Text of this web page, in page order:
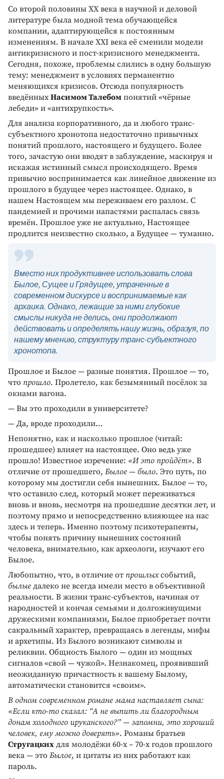
Со второй половины ХХ века в научной и деловой
литературе была модной тема обучающейся
компании, адаптирующейся к постоянным
изменениям. В начале ХХI века её сменили модели
антикризисного и пост-кризисного менеджмента.
Сегодня, похоже, проблемы слились в одну большую
тему: менеджмент в условиях перманентно
меняющихся кризисов. Отсюда популярность
введённыхНасимом Талебом понятий «чёрные
лебеди» и «антихрупкость».
Для анализа корпоративного, да и любого транс-
субъектного хронотопа недостаточно привычных
понятий прошлого, настоящего и будущего. Более
того, зачастую они вводят в заблуждение, маскируя и
искажая истинный смысл происходящего. Время
привычно воспринимается как линейное движение из
прошлого в будущее через настоящее. Однако, в
нашем Настоящем мы переживаем его разлом. С
пандемией и прочими напастями распалась связь
времён. Прошлое уже не актуально, Настоящее
продлится неизвестно сколько, а Будущее — туманно.
Вместо них продуктивнее использовать слова
Былое, Сущее и Грядущее, утраченные в
современном дискурсе и воспринимаемые как
архаика. Однако, лежащие за ними глубокие
смыслы никуда не делись, они продолжают
действовать и определять нашу жизнь, образуя, по
нашему мнению, структуру транс-субъектного
хронотопа.
Прошлое и Былое — разные понятия. Прошлое — то,
что прошло. Пролетело, как безымянный посёлок за
окнами вагона.
— Вы это проходили в университете?
— Да, вроде проходили…
Непонятно, как и насколько прошлое (читай:
прошедшее) влияет на настоящее. Оно ведь уже
прошло! Известное изречение: «И это пройдёт». В
отличие от прошедшего, Былое — было. Это путь, по
которому мы достигли себя нынешних. Былое — то,
что оставило след, который может переживаться
вновь и вновь, несмотря на прошедшие десятки лет, и
поэтому прямо и непосредственно влияющее на нас
здесь и теперь. Именно поэтому психотерапевты,
чтобы понять причину нынешних состояний
человека, внимательно, как археологи, изучают его
Былое.
Любопытно, что, в отличие от прошлыхсобытий,
былые далеко не всегда имели место в объективной
реальности. В жизни транс-субъектов, начиная от
народностей и кончая семьями и долгоживущими
дружескими компаниями, Былое приобретает почти
сакральный характер, превращаясь в легенды, мифы
и архетипы. Из Былого возникают символы и
реликвии. Общность Былого — один из мощных
сигналов «свой — чужой». Незнакомец, проявивший
неожиданную причастность к вашему Былому,
автоматически становится «своим».
В одном современном романе мама наставляет сына:
«Если кто-то сказал: “А не выпить ли благородным
донам холодного ируканского?” — запомни, это хороший
человек, ему можно доверять». Романы братьев
Стругацких для молодёжи 60-х – 70-х годов прошлого
века — это Былое, и цитаты из них работают как
пароль.